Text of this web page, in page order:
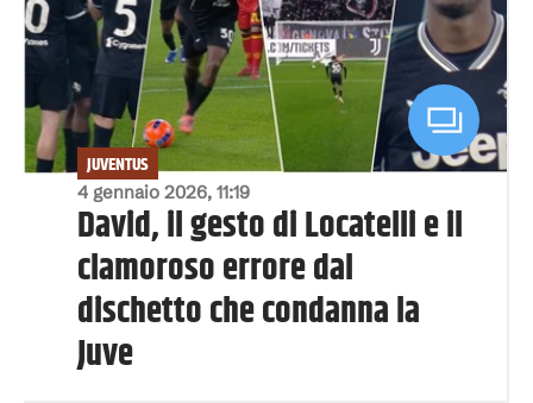
4 gennaio 2026, 11:19
JUVENTUS
David, il gesto di Locatelli e il
clamoroso errore dal
dischetto che condanna la
Juve